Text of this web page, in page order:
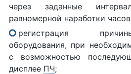
через заданные
равномерной наработки
регистрация
оборудования, при
с возможностью
дисплее ПЧ;